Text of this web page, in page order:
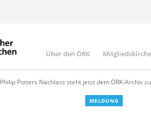
Main
navigation
Über den ÖRK
Philip Potters Nachlass steht jetzt dem ÖRK-Archiv
MELDUNG